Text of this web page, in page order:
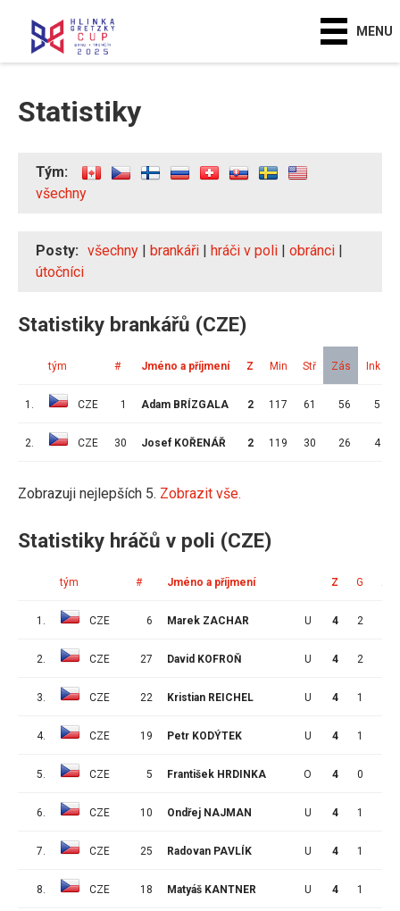
MENU
Statistiky
Tým:
všechny
Posty: všechny | brankáři | hráči v poli | obránci |
útočníci
Statistiky brankářů (CZE)
tým # Jméno a příjmení Z Min Stř Zás Ink
1. CZE 1 Adam BRÍZGALA 2 117 61 56 5
2. CZE 30 Josef KOŘENÁŘ 2 119 30 26 4
Zobrazuji nejlepších 5. Zobrazit vše.
Statistiky hráčů v poli (CZE)
tým # Jméno a příjmení Z G A
1. CZE 6 Marek ZACHAR U 4 2
2. CZE 27 David KOFROŇ U 4 2
3. CZE 22 Kristian REICHEL U 4 1
4. CZE 19 Petr KODÝTEK U 4 1
5. CZE 5 František HRDINKA O 4 0
6. CZE 10 Ondřej NAJMAN U 4 1
7. CZE 25 Radovan PAVLÍK U 4 1
8. CZE 18 Matyáš KANTNER U 4 1